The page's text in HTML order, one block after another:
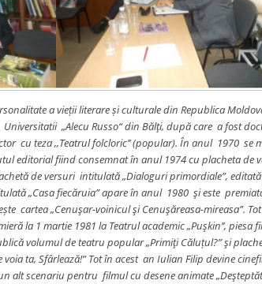
a vieții literare și culturale din Republica
„Alecu Russo“ din Bălţi, după care a fost
cu teza ,,Teatrul folcloric’’ (popular). În anul 1970 se
editorial fiind consemnat în anul 1974 cu placheta de
de versuri intitulată „Dialoguri primordiale”,
„Casa fiecăruia” apare în anul 1980 şi este
cartea „Cenuşar-voinicul şi Cenuşăreasa-mireasa”.
la 1 martie 1981 la Teatrul academic „Puşkin’’, piesa
volumul de teatru popular „Primiţi Căluțul?” şi
voia ta, Sfârlează!” Tot în acest an Iulian Filip devine
alt scenariu pentru filmul cu desene animate